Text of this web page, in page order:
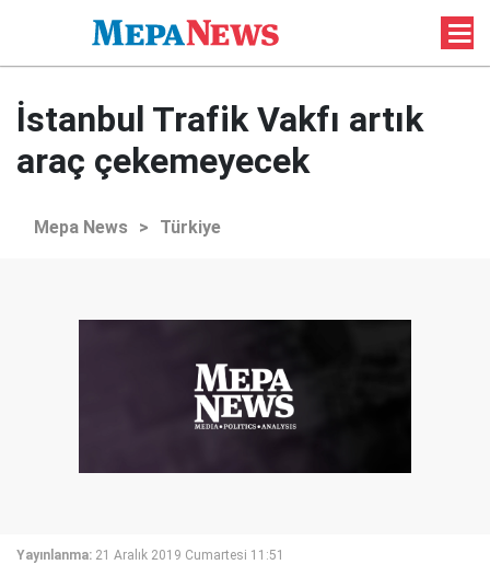
İstanbul Trafik Vakfı artık
araç çekemeyecek
Mepa News > Türkiye
Yayınlanma: 21 Aralık 2019 Cumartesi 11:51